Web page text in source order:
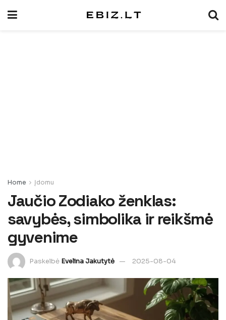
Home Įdomu
Jaučio Zodiako ženklas:
savybės, simbolika ir reikšmė
gyvenime
Paskelbė Evelina Jakutytė 2025-08-04